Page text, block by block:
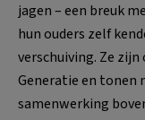
jagen – een breuk
hun ouders zelf
verschuiving. Ze
Generatie en
samenwerking